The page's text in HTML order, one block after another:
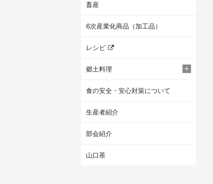
畜産
6次産業化商品（加工品）
レシピ
郷土料理
食の安全・安心対策について
生産者紹介
部会紹介
山口茶